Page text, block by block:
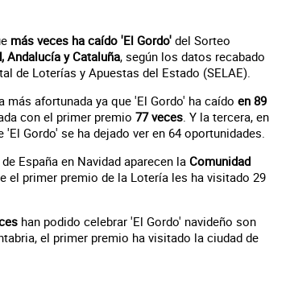
más veces ha caído 'El Gordo' del Sorteo
Andalucía y Cataluña, según los datos recabado
de Loterías y Apuestas del Estado (SELAE).
afortunada ya que 'El Gordo' ha caído en 89
con el primer premio 77 veces. Y la tercera, en
Gordo' se ha dejado ver en 64 oportunidades.
España en Navidad aparecen laComunidad
el primer premio de la Lotería les ha visitado 29
han podido celebrar 'El Gordo' navideño son
el primer premio ha visitado la ciudad de